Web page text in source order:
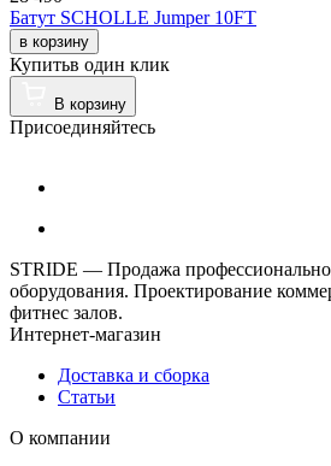
Батут SCHOLLE Jumper 10FT
в корзину
Купитьв один клик
В корзину
Присоединяйтесь
STRIDE — Продажа
оборудования. Проектирование
фитнес залов.
Интернет-магазин
Доставка и сборка
Статьи
О компании